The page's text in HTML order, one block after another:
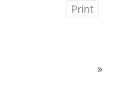
Print
»